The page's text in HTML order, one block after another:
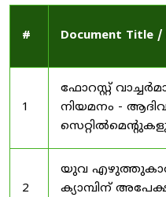
# Document Title /
1
ഫോറസ്റ്റ്
നിയമനം -
2
യുവ
ക്യാമ്പിന്